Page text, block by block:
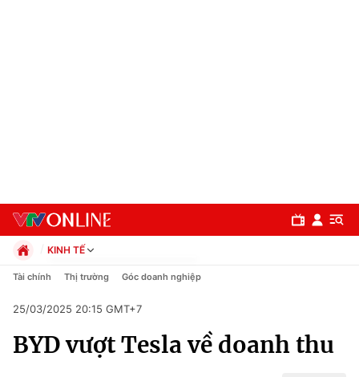
Chuyên mục
KINH TẾ
Chính trị
Pháp luật
Kinh tế
Thể thao
Tài chính Thị trường Góc doanh nghiệp
25/03/2025 20:15 GMT+7
BYD vượt Tesla về doanh thu